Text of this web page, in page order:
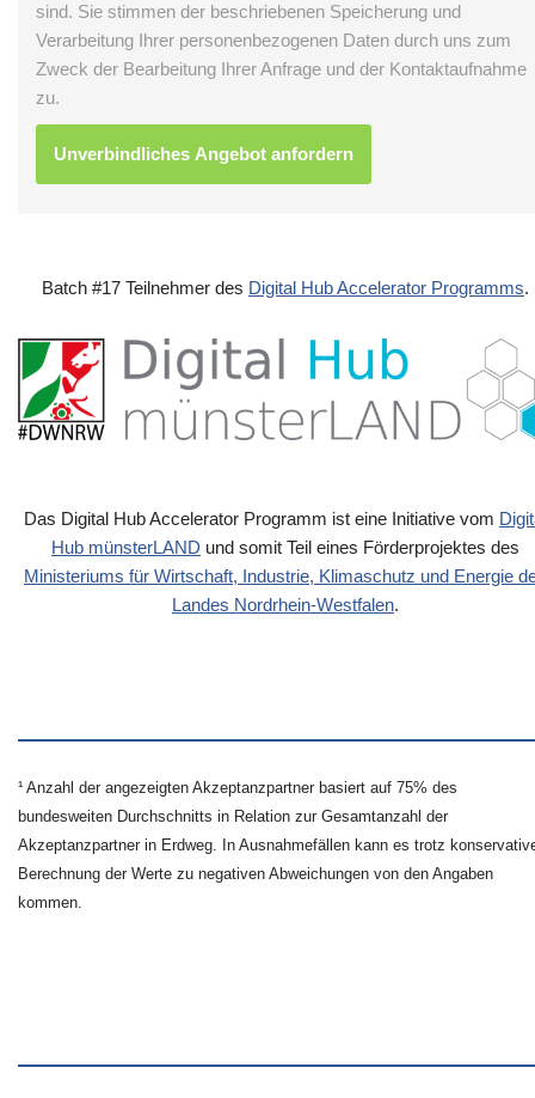
sind. Sie stimmen der beschriebenen Speicherung und
Verarbeitung Ihrer personenbezogenen Daten durch uns zum
Zweck der Bearbeitung Ihrer Anfrage und der Kontaktaufnahme
zu.
Batch #17 Teilnehmer des Digital Hub Accelerator Programms.
Das Digital Hub Accelerator Programm ist eine Initiative vom
Hub münsterLAND und somit Teil eines Förderprojektes des
Ministeriums für Wirtschaft, Industrie, Klimaschutz und Energie
Landes Nordrhein-Westfalen.
¹ Anzahl der angezeigten Akzeptanzpartner basiert auf 75% des
bundesweiten Durchschnitts in Relation zur Gesamtanzahl der
Akzeptanzpartner in Erdweg. In Ausnahmefällen kann es trotz
Berechnung der Werte zu negativen Abweichungen von den Angaben
kommen.